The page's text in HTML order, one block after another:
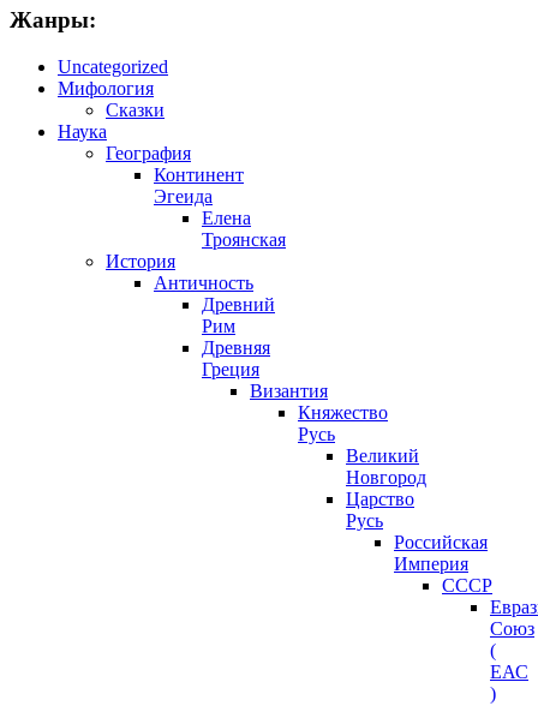
Жанры:
Uncategorized
Мифология
Сказки
Наука
География
Континент
Эгеида
Елена
Троянская
История
Античность
Древний
Рим
Древняя
Греция
Византия
Княжество
Русь
Великий
Новгород
Царство
Русь
Российская
Империя
СССР
Союз
(
ЕАС
)